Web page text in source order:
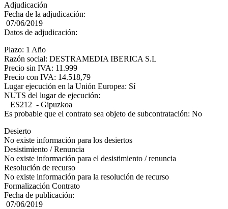
Adjudicación
Fecha de la adjudicación:
07/06/2019
Datos de adjudicación:
Plazo: 1 Año
Razón social: DESTRAMEDIA IBERICA S.L
Precio sin IVA: 11.999
Precio con IVA: 14.518,79
Lugar ejecución en la Unión Europea: Sí
NUTS del lugar de ejecución:
ES212 - Gipuzkoa
Es probable que el contrato sea objeto de subcontratación: No
Desierto
No existe información para los desiertos
Desistimiento / Renuncia
No existe información para el desistimiento / renuncia
Resolución de recurso
No existe información para la resolución de recurso
Formalización Contrato
Fecha de publicación:
07/06/2019